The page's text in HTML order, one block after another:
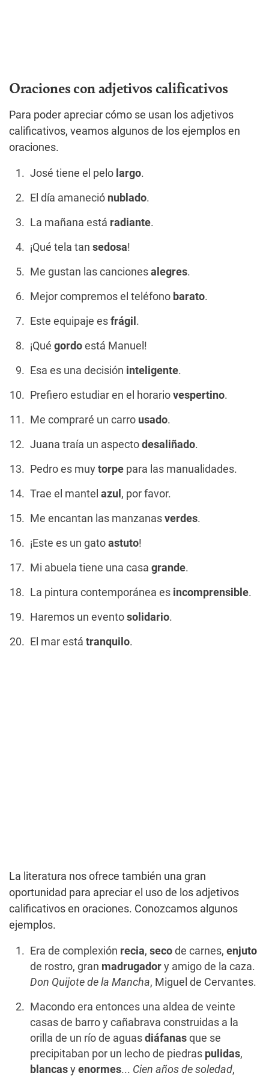
Oraciones con adjetivos calificativos
Para poder apreciar cómo se usan los adjetivos
calificativos, veamos algunos de los ejemplos en
oraciones.
José tiene el pelo largo.
El día amaneció nublado.
La mañana está radiante.
¡Qué tela tan sedosa!
Me gustan las canciones alegres.
Mejor compremos el teléfono barato.
Este equipaje es frágil .
¡Qué gordo está Manuel!
Esa es una decisión inteligente.
Prefiero estudiar en el horario vespertino.
Me compraré un carro usado.
Juana traía un aspecto desaliñado.
Pedro es muy torpe para las manualidades.
Trae el mantel azul , por favor.
Me encantan las manzanas verdes.
¡Este es un gato astuto!
Mi abuela tiene una casa grande.
La pintura contemporánea es incomprensible.
Haremos un evento solidario.
El mar está tranquilo.
La literatura nos ofrece también una gran
oportunidad para apreciar el uso de los adjetivos
calificativos en oraciones. Conozcamos algunos
ejemplos.
Era de complexión recia, seco de carnes, enjuto
de rostro, gran madrugador y amigo de la caza.
Don Quijote de la Mancha, Miguel de Cervantes.
Macondo era entonces una aldea de veinte
casas de barro y cañabrava construidas a la
orilla de un río de aguas diáfanas que se
precipitaban por un lecho de piedras pulidas,
blancas y enormes... Cien años de soledad,